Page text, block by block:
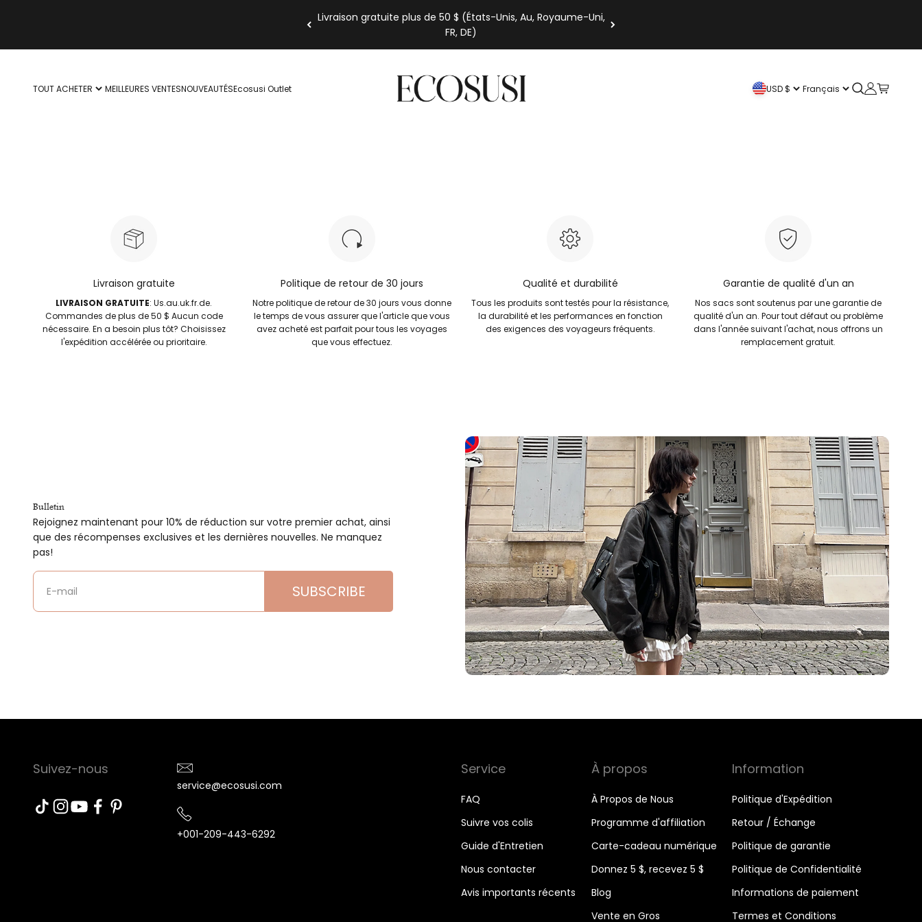
Livraison gratuite plus de 50 $ (États-Unis, Au, Royaume-Uni,
FR, DE)
TOUT ACHETER MEILLEURES VENTESNOUVEAUTÉSEcosusi Outlet
Ecosusi
USD $ Français Ouvrir la
Ouvrir le
Voir le
Livraison gratuite
LIVRAISON GRATUITE: Us.au.uk.fr.de.
Commandes de plus de 50 $ Aucun code
nécessaire. En a besoin plus tôt? Choisissez
l'expédition accélérée ou prioritaire.
Politique de retour de 30 jours
Notre politique de retour de 30 jours vous donne
le temps de vous assurer que l'article que vous
avez acheté est parfait pour tous les voyages
que vous effectuez.
Qualité et durabilité
Tous les produits sont testés pour la résistance,
la durabilité et les performances en fonction
des exigences des voyageurs fréquents.
Garantie de qualité d'un an
Nos sacs sont soutenus par une garantie de
qualité d'un an. Pour tout défaut ou problème
dans l'année suivant l'achat, nous offrons un
remplacement gratuit.
Bulletin
Rejoignez maintenant pour 10% de réduction sur votre premier achat, ainsi
que des récompenses exclusives et les dernières nouvelles. Ne manquez
pas!
E-mail SUBSCRIBE
Suivez-nous
service@ecosusi.com
+001-209-443-6292
Service
FAQ
Suivre vos colis
Guide d'Entretien
Nous contacter
Avis importants récents
À propos
À Propos de Nous
Programme d'affiliation
Carte-cadeau numérique
Donnez 5 $, recevez 5 $
Blog
Vente en Gros
Information
Politique d'Expédition
Retour / Échange
Politique de garantie
Politique de Confidentialité
Informations de paiement
Termes et Conditions